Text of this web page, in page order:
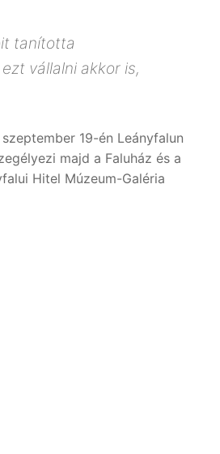
tanította
vállalni akkor is,
19-én Leányfalun
majd a Faluház és a
Hitel Múzeum-Galéria